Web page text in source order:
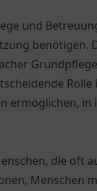
und
benötigen.
Rolle
ermöglichen,
die oft
Menschen